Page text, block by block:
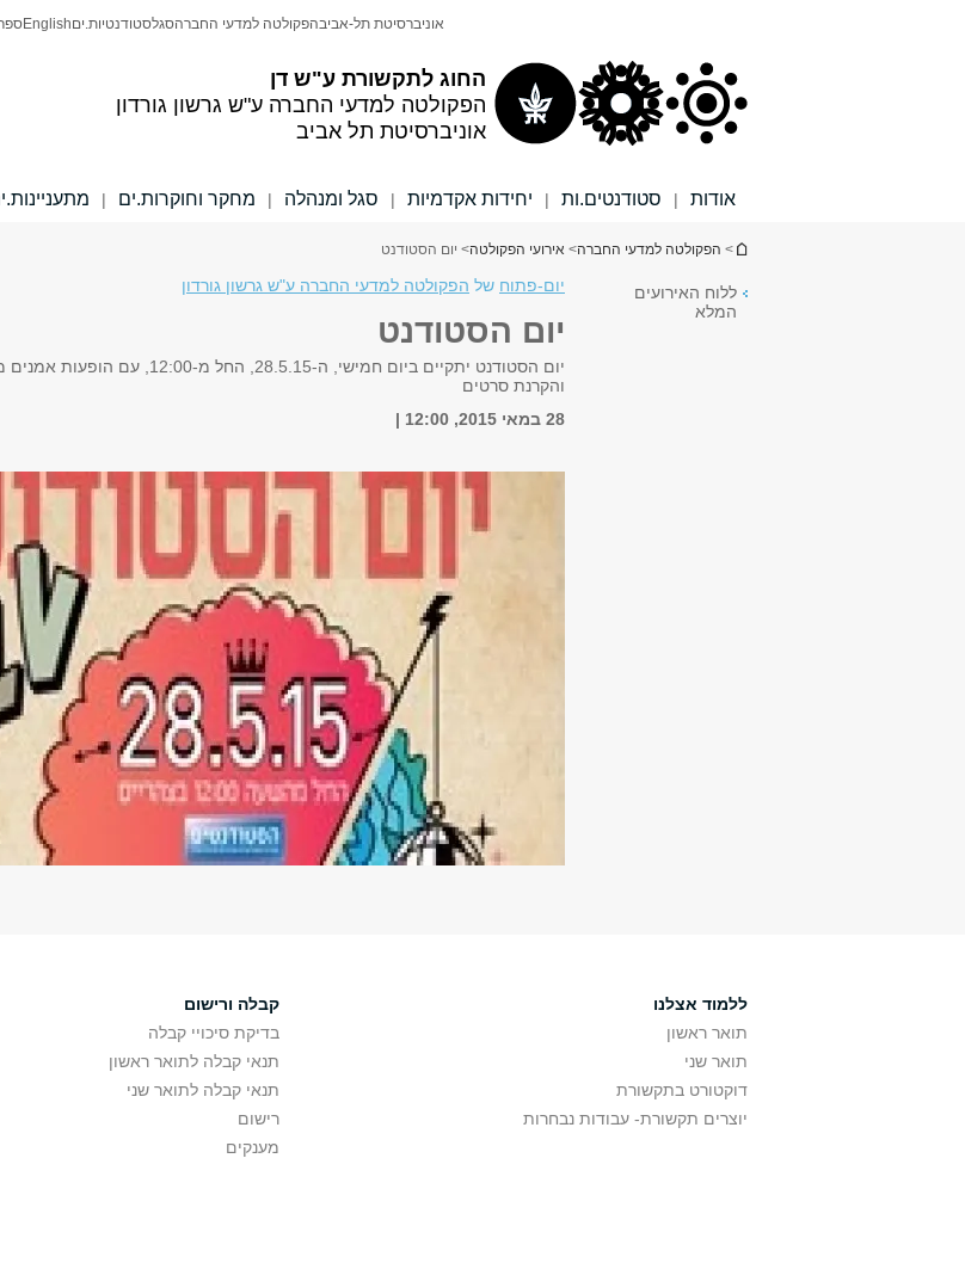
החוג לתקשורת ע"ש דן
הפקולטה למדעי החברה ע"ש גרשון גורדון
אוניברסיטת תל אביב
אוניברסיטת תל-אביבהפקולטה למדעי החברהסגלסטודנטיות.יםEnglish
אודות | סטודנטים.ות | יחידות אקדמיות | סגל ומנהלה | מחקר וחוקרות.ים |
הינך נמצא כאן
> הפקולטה למדעי החברה> אירועי הפקולטה> יום הסטודנט
ללוח האירועים
המלא
יום-פתוח של הפקולטה למדעי החברה ע"ש גרשון גורדון
יום הסטודנט
י
ום הסטודנט יתקיים ביום חמישי,
והקרנת סרטים
28 במאי 2015, 12:00
ללמוד אצלנו
תואר ראשון
תואר שני
דוקטורט בתקשורת
יוצרים תקשורת- עבודות נבחרות
קבלה ורישום
בדיקת סיכויי קבלה
תנאי קבלה לתואר ראשון
תנאי קבלה לתואר שני
רישום
מענקים